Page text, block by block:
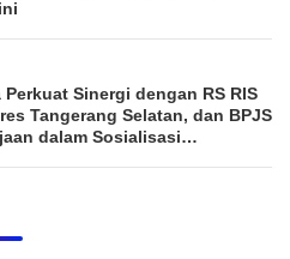
Perkuat Sinergi dengan RS RIS
Tangerang Selatan, dan BPJS
dalam Sosialisasi